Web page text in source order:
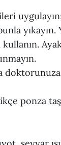
yıkayın.
doktorunuza
ponza